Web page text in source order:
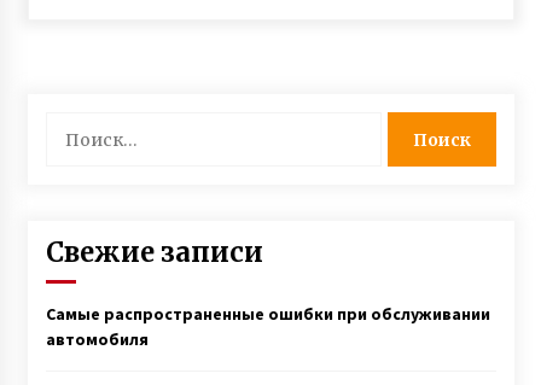
Свежие записи
Самые распространенные ошибки при обслуживании
автомобиля